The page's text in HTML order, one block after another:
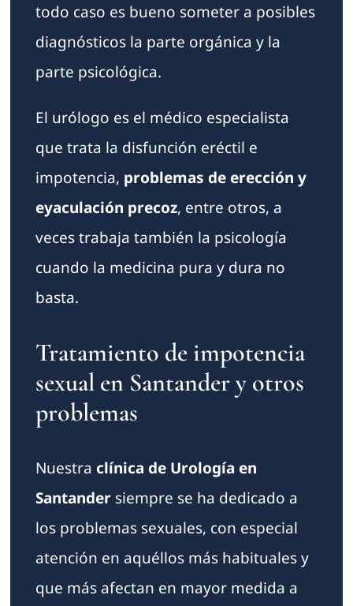
todo caso es bueno someter a posibles
diagnósticos la parte orgánica y la
parte psicológica.
El urólogo es el médico especialista
que trata la disfunción eréctil e
impotencia, problemas de erección y
eyaculación precoz, entre otros, a
veces trabaja también la psicología
cuando la medicina pura y dura no
basta.
Tratamiento de impotencia
sexual en Santander y otros
problemas
Nuestra clínica de Urología en
Santandersiempre se ha dedicado a
los problemas sexuales, con especial
atención en aquéllos más habituales y
que más afectan en mayor medida a